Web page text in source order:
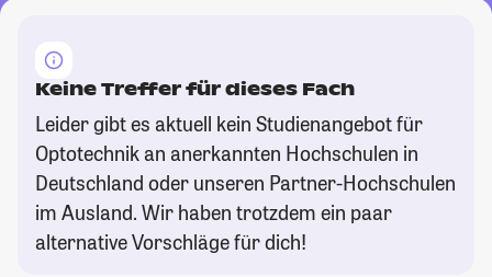
Keine Treffer für dieses Fach
Leider gibt es aktuell kein Studienangebot für
Optotechnik an anerkannten Hochschulen in
Deutschland oder unseren Partner-Hochschulen
im Ausland. Wir haben trotzdem ein paar
alternative Vorschläge für dich!